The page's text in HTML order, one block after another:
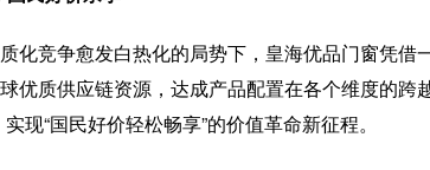
化竞争愈发白热化的局势下，皇海优品门窗凭借
优质供应链资源，达成产品配置在各个维度的跨
现“国民好价轻松畅享”的价值革命新征程。